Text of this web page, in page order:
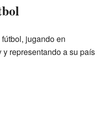
jugando en
representando a su país